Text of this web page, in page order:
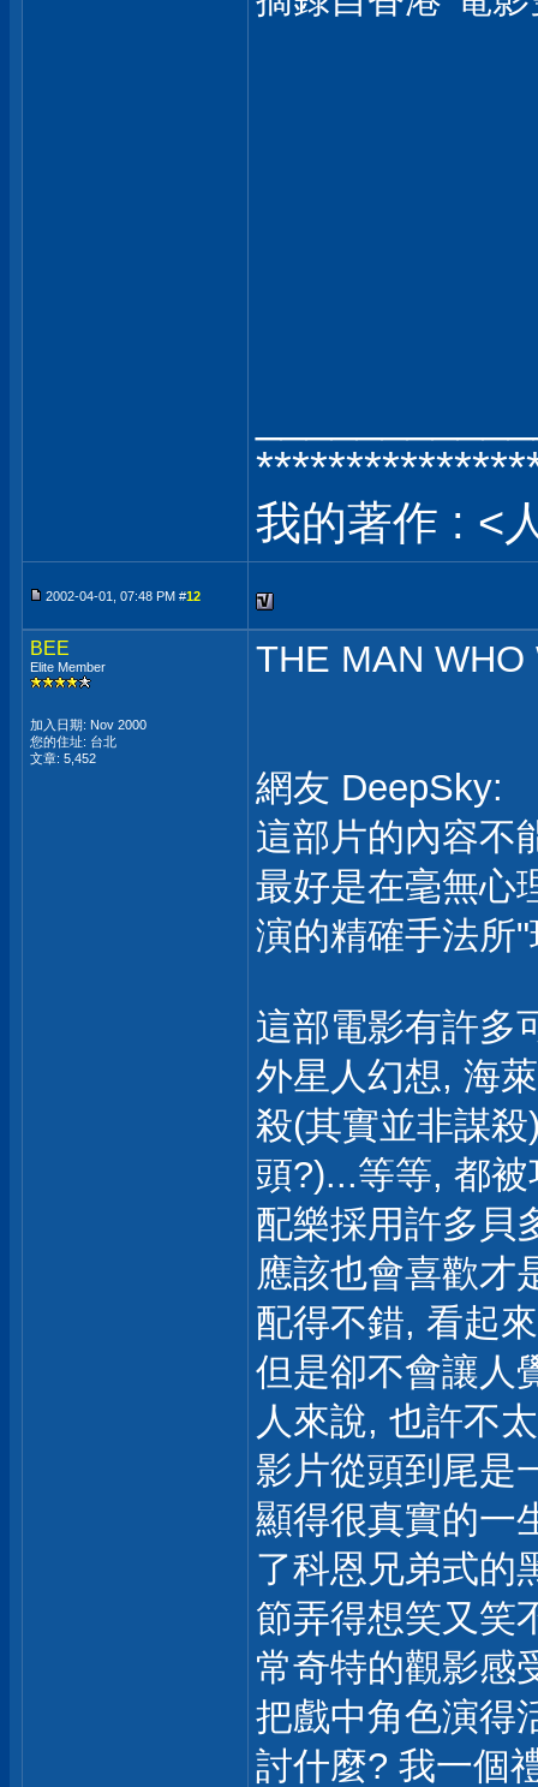
我的著作 : <
2002-04-01, 07:48 PM #12
BEE
Elite Member
加入日期: Nov 2000
您的住址: 台北
文章: 5,452
THE MAN WHO
網友 DeepSky:
這部片的內容不
最好是在毫無心
演的精確手法所
這部電影有許多
外星人幻想, 海
殺(其實並非謀
頭?)...等等, 都
配樂採用許多貝
應該也會喜歡才
配得不錯, 看起
但是卻不會讓人
人來說, 也許不
影片從頭到尾是
顯得很真實的一
了科恩兄弟式的
節弄得想笑又笑
常奇特的觀影感
把戲中角色演得
討什麼? 我一個